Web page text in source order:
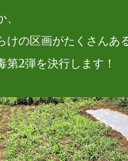
けの区画がたくさんあ
第2弾を決行します！